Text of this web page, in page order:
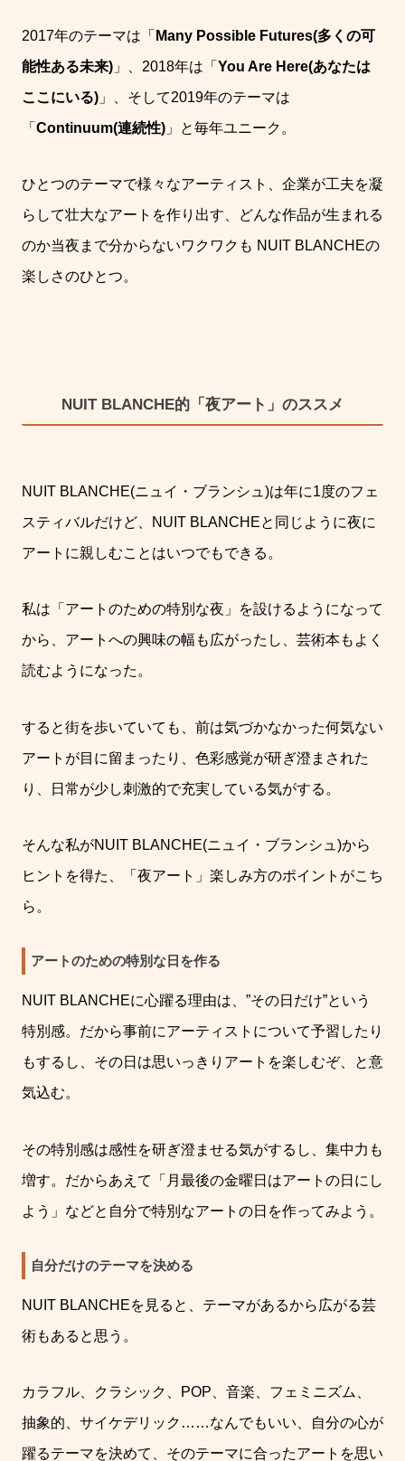
2017年のテーマは「 Many Possible Futures(多くの可
能性ある未来) 」、 2018年は「 You Are Here(あなたは
ここにいる) 」、そして2019年のテーマは
「 Continuum(連続性) 」と毎年ユニーク。
ひとつのテーマで様々なアーティスト、企業が工夫を凝
らして壮大なアートを作り出す、どんな作品が生まれる
のか当夜まで分からないワクワクも NUIT BLANCHEの
楽しさのひとつ。
NUIT BLANCHE的「夜アート」のススメ
NUIT BLANCHE(ニュイ・ブランシュ )は年に1度のフェ
スティバルだけど、
NUIT BLANCHEと 同じように夜に
アートに親しむことはいつでもできる。
私は「アートのための特別な夜」を設けるようになって
から、アートへの興味の幅も広がったし、芸術本もよく
読むようになった。
すると街を歩いていても、前は気づかなかった何気ない
アートが目に留まったり、色彩感覚が研ぎ澄まされた
り、日常が少し刺激的で充実している気がする。
そんな私がNUIT BLANCHE(ニュイ・ブランシュ )から
ヒントを得た、「夜アート」楽しみ方のポイントがこち
ら。
アートのための特別な日を作る
NUIT BLANCHEに心躍る理由は、 ”その日だけ”という
特別感。だから事前にアーティストについて予習したり
もするし、その日は思いっきりアートを楽しむぞ、と意
気込む。
その特別感は感性を研ぎ澄ませる気がするし、集中力も
増す。だからあえて「月最後の金曜日はアートの日にし
よう」などと自分で特別なアートの日を作ってみよう。
自分だけのテーマを決める
NUIT BLANCHEを見ると、テーマがあるから広がる芸
術もあると思う。
カラフル、クラシック、 POP、音楽、フェミニズム、
抽象的、サイケデリック ……なんでもいい、自分の心が
躍るテーマを決めて、そのテーマに合ったアートを思い